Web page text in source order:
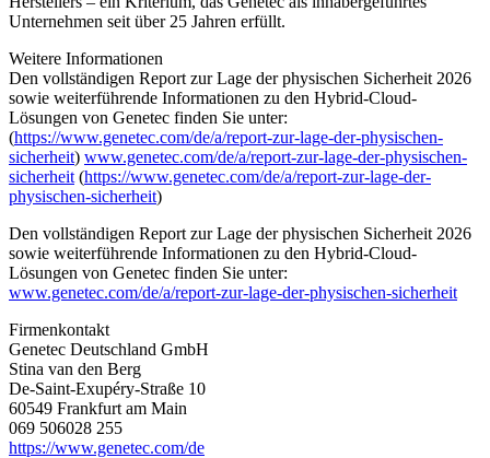
Unternehmen seit über 25 Jahren erfüllt.
Weitere Informationen
Den vollständigen Report zur Lage der physischen Sicherheit 2026
sowie weiterführende Informationen zu den Hybrid-Cloud-
Lösungen von Genetec finden Sie unter:
(https://www.genetec.com/de/a/report-zur-lage-der-physischen-
sicherheit) www.genetec.com/de/a/report-zur-lage-der-physischen-
sicherheit (https://www.genetec.com/de/a/report-zur-lage-der-
physischen-sicherheit)
Den vollständigen Report zur Lage der physischen Sicherheit 2026
sowie weiterführende Informationen zu den Hybrid-Cloud-
Lösungen von Genetec finden Sie unter:
www.genetec.com/de/a/report-zur-lage-der-physischen-sicherheit
Firmenkontakt
Genetec Deutschland GmbH
Stina van den Berg
De-Saint-Exupéry-Straße 10
60549 Frankfurt am Main
069 506028 255
https://www.genetec.com/de